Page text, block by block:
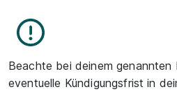
Beachte bei deinem genannten
eventuelle Kündigungsfrist in